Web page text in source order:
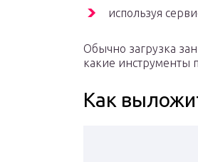
используя
Обычно загрузка
какие инструменты
Как